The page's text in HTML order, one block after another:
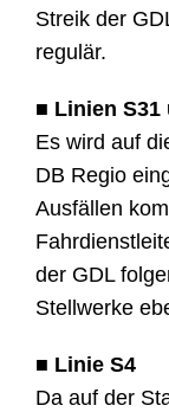
Streik der
regulär.
■ Linien S31
Es wird auf
DB Regio
Ausfällen
der GDL
Stellwerke
■ Linie S4
Da auf der